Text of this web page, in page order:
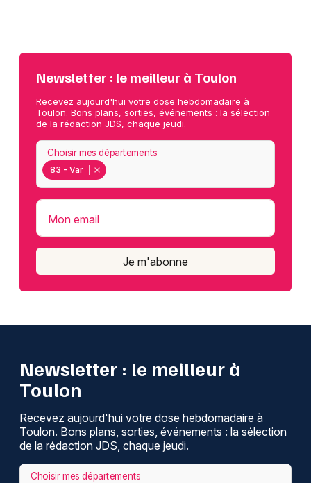
Newsletter : le meilleur à Toulon
Recevez aujourd'hui votre dose hebdomadaire à
Toulon. Bons plans, sorties, événements : la sélection
de la rédaction JDS, chaque jeudi.
83 - Var
Choisir mes départements
Mon email
Je m'abonne
Newsletter : le meilleur à
Toulon
Recevez aujourd'hui votre dose hebdomadaire à
Toulon. Bons plans, sorties, événements : la sélection
de la rédaction JDS, chaque jeudi.
Choisir mes départements